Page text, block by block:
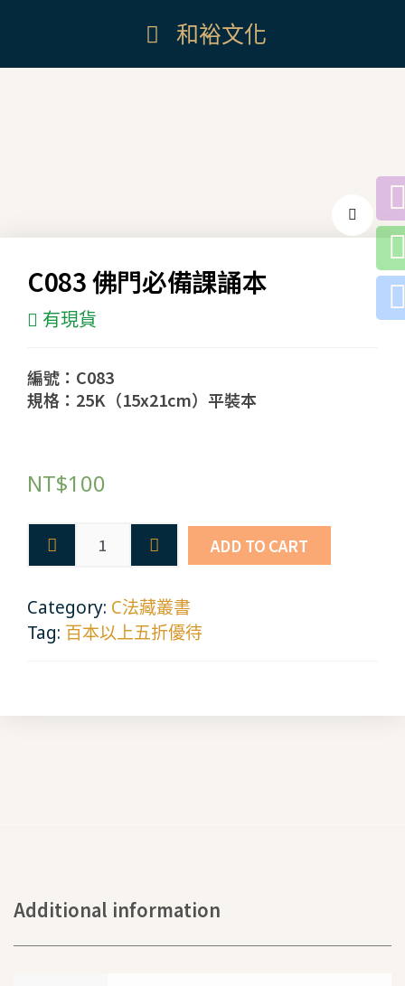
和裕文化
C083 佛門必備課誦本
有現貨
編號：C083
規格：25K（15x21cm）平裝本
NT$100
ADD TO CART
Category: C法藏叢書
Tag: 百本以上五折優待
Additional information